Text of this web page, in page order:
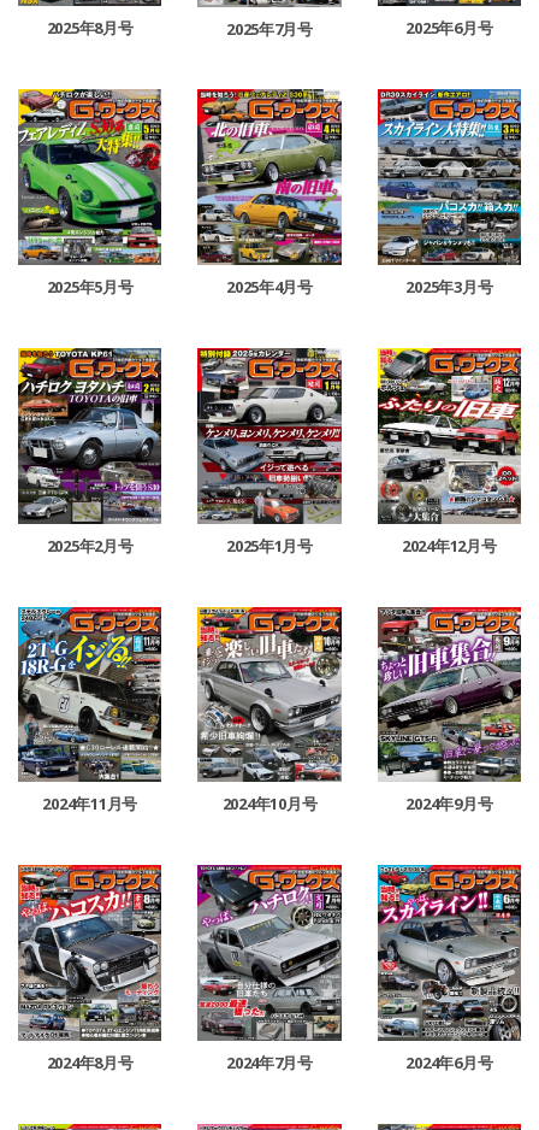
2025年8月号 2025年7月号 2025年6月号
2025年5月号 2025年4月号 2025年3月号
2025年2月号 2025年1月号 2024年12月号
2024年11月号 2024年10月号 2024年9月号
2024年8月号 2024年7月号 2024年6月号